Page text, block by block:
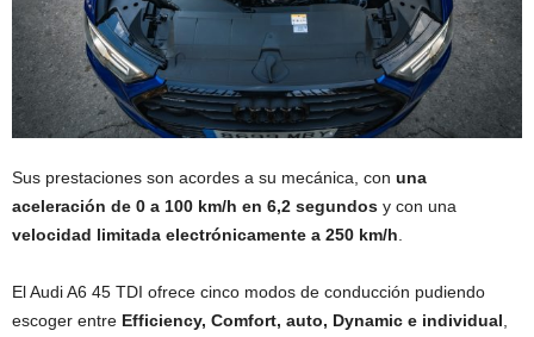
Sus prestaciones son acordes a su mecánica, con una
aceleración de 0 a 100 km/h en 6,2 segundos y con una
velocidad limitada electrónicamente a 250 km/h
El Audi A6 45 TDI ofrece cinco modos de conducción pudiendo
escoger entre Efficiency, Comfort, auto, Dynamic e individual